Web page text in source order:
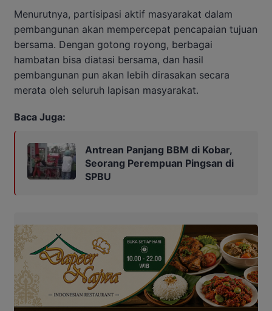
Menurutnya, partisipasi aktif masyarakat dalam
pembangunan akan mempercepat pencapaian tujuan
bersama. Dengan gotong royong, berbagai
hambatan bisa diatasi bersama, dan hasil
pembangunan pun akan lebih dirasakan secara
merata oleh seluruh lapisan masyarakat.
Baca Juga:
Antrean Panjang BBM di Kobar,
Seorang Perempuan Pingsan di
SPBU